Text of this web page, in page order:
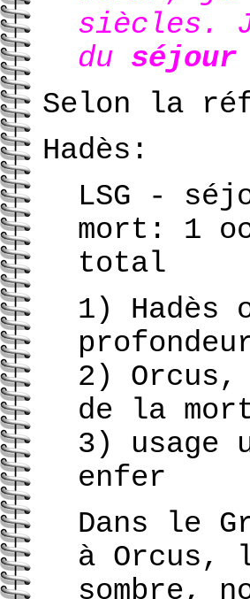
siècles.
du séjour
Selon la
Hadès:
LSG -
mort: 1
total
1) Hadès
2) Orcus,
de la
3) usage
enfer
Dans le
à Orcus,
sombre,